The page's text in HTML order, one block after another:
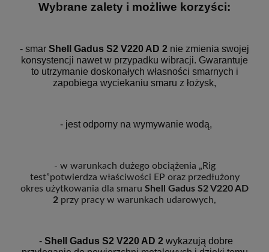
Wybrane zalety i możliwe korzyści:
- smar Shell Gadus S2 V220 AD 2 nie zmienia swojej
konsystencji nawet w przypadku wibracji. Gwarantuje
to utrzymanie doskonałych własności smarnych i
zapobiega wyciekaniu smaru z łożysk,
- jest odporny na wymywanie wodą,
- w warunkach dużego obciążenia „Rig
test”potwierdza właściwości EP oraz przedłużony
okres użytkowania dla smaru Shell Gadus S2 V220 AD
2 przy pracy w warunkach udarowych,
- Shell Gadus S2 V220 AD 2wykazują dobre